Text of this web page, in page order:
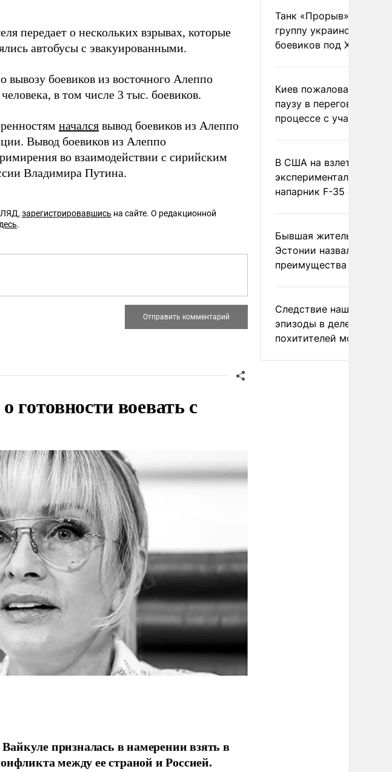
передает о нескольких взрывах, которые
автобусы с эвакуированными.
боевиков из восточного Алеппо
в том числе 3 тыс. боевиков.
начался вывод боевиков из Алеппо
Вывод боевиков из Алеппо
во взаимодействии с сирийским
Владимира Путина.
зарегистрировавшись на сайте. О редакционной
.
готовности воевать с
призналась в намерении взять в
между ее страной и Россией.
Танк «Прорыв»
группу украинских
боевиков под
Киев пожаловался на
паузу в переговорном
процессе с участием
В США на взлете
экспериментальный
напарник F-35
Бывшая жительница
Эстонии назвала
преимущества России
Следствие нашло
эпизоды в деле
похитителей москвичек